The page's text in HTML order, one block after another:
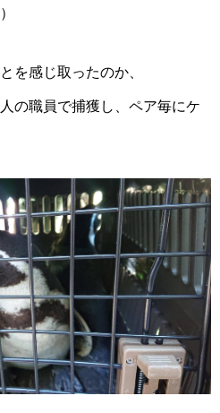
を感じ取ったのか、
の職員で捕獲し、ペア毎にケ